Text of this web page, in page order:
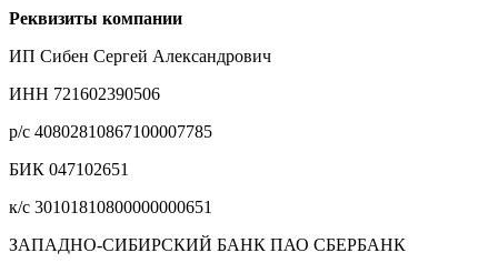
Реквизиты компании
ИП Сибен Сергей Александрович
ИНН 721602390506
р/с 40802810867100007785
БИК 047102651
к/с 30101810800000000651
ЗАПАДНО-СИБИРСКИЙ БАНК ПАО СБЕРБАНК